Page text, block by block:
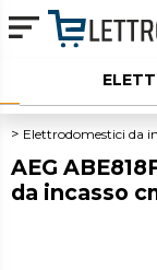
Elettrodomestici da
AEG
da incasso